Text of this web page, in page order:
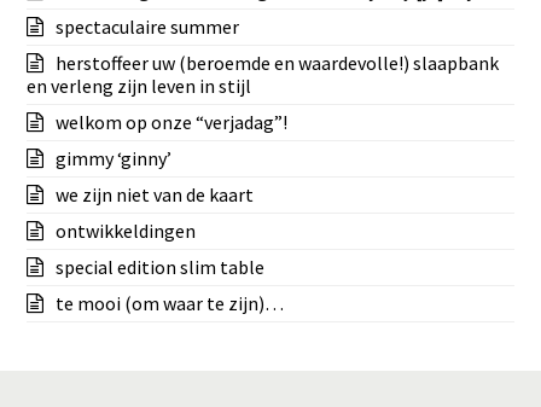
spectaculaire summer
herstoffeer uw (beroemde en waardevolle!) slaapbank
en verleng zijn leven in stijl
welkom op onze “verjadag”!
gimmy ‘ginny’
we zijn niet van de kaart
ontwikkeldingen
special edition slim table
te mooi (om waar te zijn)…